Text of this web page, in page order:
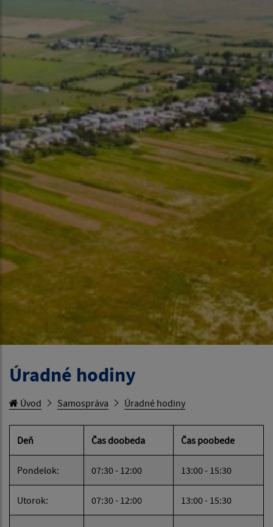
Úradné hodiny
Úvod Samospráva Úradné hodiny
Deň Čas doobeda Čas poobede
Pondelok: 07:30 - 12:00 13:00 - 15:30
Utorok: 07:30 - 12:00 13:00 - 15:30